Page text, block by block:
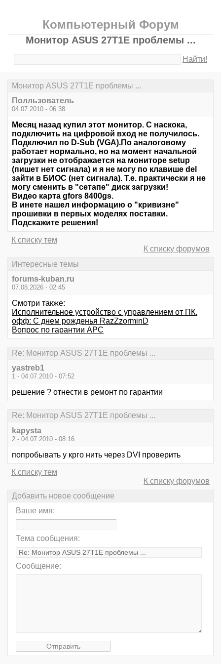
Компьютерный Форум
Монитор ASUS 27T1E проблемы ...
Найти!
Монитор ASUS 27T1E проблемы ...
Полльзователь
04.07.2010 - 06:38
Месяц назад купил этот монитор. С наскока,
подключить на цифровой вход не получилось.
Подключил по D-Sub (VGA).По аналоговому
работает нормально, но на момент начальной
загрузки не отображается на мониторе setup
(пишет нет сигнала) и я не могу по клавише del
зайти в БИОС (нет сигнала). Т.е. практически я не
могу сменить в "сетапе" диск загрузки!
Видео карта gfors 8400gs.
В инете нашел информацию о "кривизне"
прошивки в первых моделях поставки.
Подскажите решения!
К списку тем
К списку форумов
Интересные темы
forums-kuban.ru
07.08.2026 - 02:45
Смотри также:
Исполнительное устройство с управлением от ПК.
офф: С днем рожденья RazZzorminD
Вопрос по гарантии APC
Re: Монитор ASUS 27T1E проблемы ...
yastreb1
1 - 04.07.2010 - 07:52
решение ? отнести в ремонт по гарантии
Re: Монитор ASUS 27T1E проблемы ...
kapysta
2 - 04.07.2010 - 08:16
попробывать у крго нить через DVI проверить
К списку тем
К списку форумов
Добавить новое сообщение
Ваше имя:
Тема сообщения:
Сообщение: